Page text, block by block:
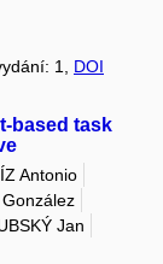
1, DOI
based task
Antonio
Jan